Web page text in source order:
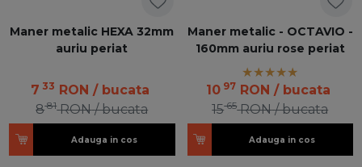
Maner metalic HEXA 32mm
auriu periat
7 33 RON / bucata
881 RON / bucata
Adauga in cos
Maner metalic - OCTAVIO -
160mm auriu rose periat
1097 RON / bucata
1565 RON / bucata
Adauga in cos